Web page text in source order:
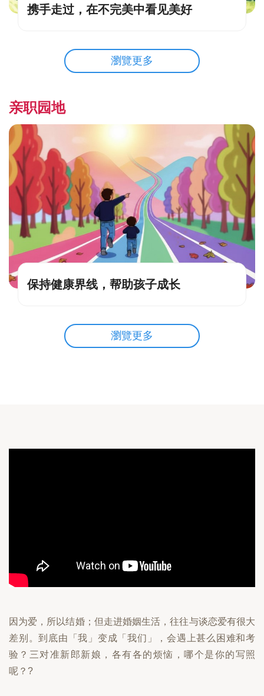
携手走过，在不完美中看见美好
瀏覽更多
亲职园地
保持健康界线，帮助孩子成长
瀏覽更多
因为爱，所以结婚；但走进婚姻生活，往往与谈恋爱有很大
差别。到底由「我」变成「我们」，会遇上甚么困难和考
验？三对准新郎新娘，各有各的烦恼，哪个是你的写照
呢？?